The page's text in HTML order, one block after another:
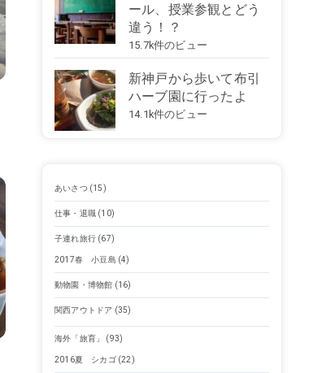
ール、授業参観とどう
違う！？
15.7k件のビュー
新神戸から歩いて布引
ハーブ園に行ったよ
14.1k件のビュー
あいさつ (15)
仕事・退職 (10)
子連れ旅行 (67)
2017春 小豆島 (4)
動物園・博物館 (16)
関西アウトドア (35)
海外「旅育」 (93)
2016夏 シカゴ(22)